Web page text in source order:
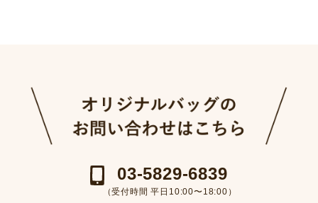
03-5829-6839
（受付時間 平日10:00〜18:00）